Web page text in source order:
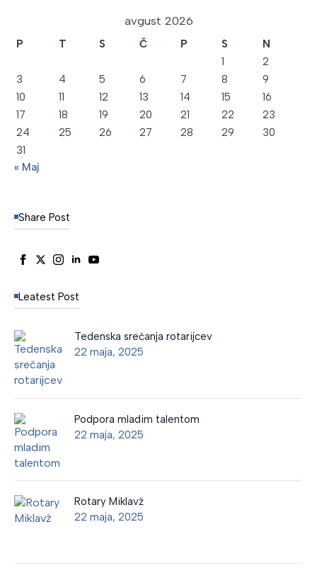
Leatest Post
Tedenska srečanja rotarijcev
22 maja, 2025
Podpora mladim talentom
22 maja, 2025
Rotary Miklavž
22 maja, 2025
avgust 2026
P T S Č P S
N
1
2
3
4 5 6 7 8
9
10
11 12 13 14 15
16
17
18 19 20 21 22
23
24
25 26 27 28 29
30
31
« Maj
Share Post